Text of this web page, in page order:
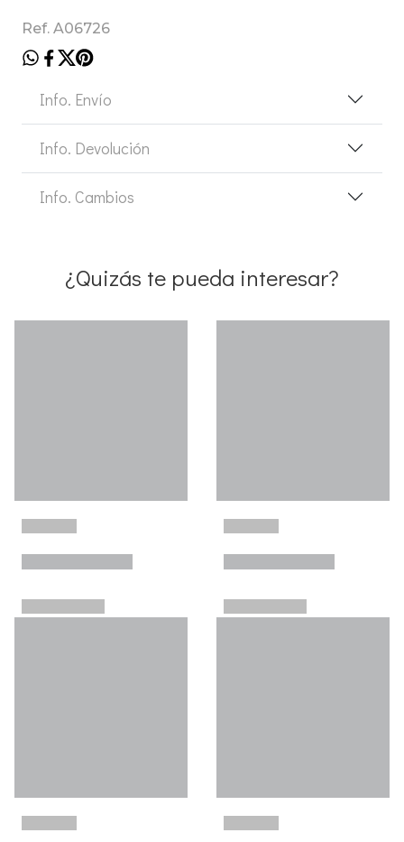
Ref. A06726
Info. Envío
Info. Devolución
Info. Cambios
¿Quizás te pueda interesar?